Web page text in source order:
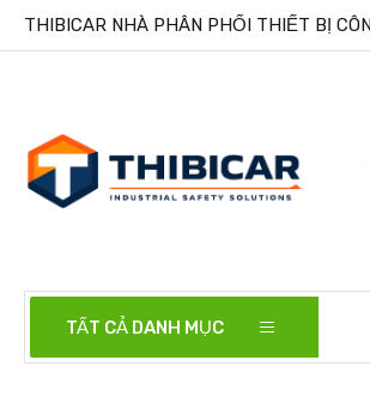
THIBICAR NHÀ PHÂN PHỐI THIẾT BỊ
TẤT CẢ DANH MỤC